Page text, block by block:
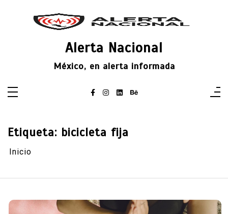
Alerta Nacional
México, en alerta informada
Etiqueta: bicicleta fija
Inicio